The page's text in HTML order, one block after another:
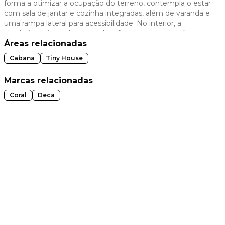
slide
slide
forma a otimizar a ocupação do terreno, contempla o estar
com sala de jantar e cozinha integradas, além de varanda e
uma rampa lateral para acessibilidade. No interior, a
claraboia projeta a luz natural e oferece a vista do céu.
Repare nos revestimentos de piso e bancada, produzidos
artesanalmente com uma argila feita de pastilhas de
porcelana descartadas.
Áreas relacionadas
Cabana Tiny House
Marcas relacionadas
Coral Deca